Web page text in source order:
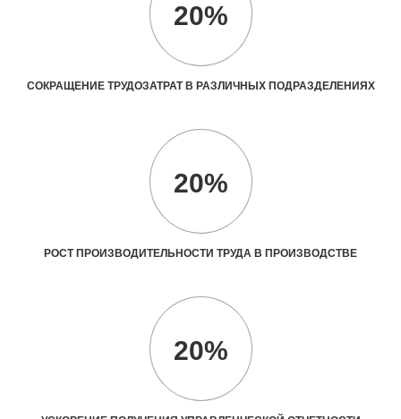
20%
СОКРАЩЕНИЕ ТРУДОЗАТРАТ В РАЗЛИЧНЫХ ПОДРАЗДЕЛЕНИЯХ
20%
РОСТ ПРОИЗВОДИТЕЛЬНОСТИ ТРУДА В ПРОИЗВОДСТВЕ
20%